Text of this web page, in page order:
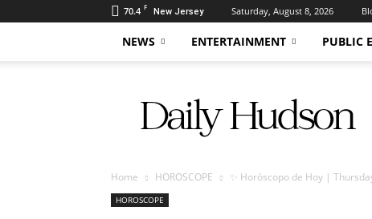
70.4 F New Jersey Saturday, August 8, 2026
NEWS ENTERTAINMENT PUBLIC
Hudson
Home HOROSCOPE ✨ Horóscopo de Hoy |
HOROSCOPE